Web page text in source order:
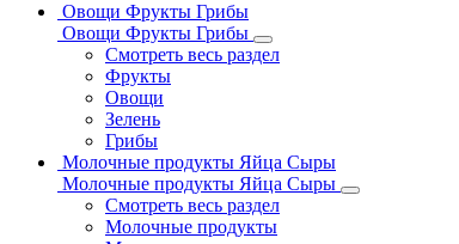
Овощи Фрукты Грибы
Овощи Фрукты Грибы
Смотреть весь раздел
Фрукты
Овощи
Зелень
Грибы
Молочные продукты Яйца Сыры
Молочные продукты Яйца Сыры
Смотреть весь раздел
Молочные продукты